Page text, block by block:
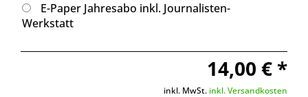
E-Paper Jahresabo inkl. Journalisten-
Werkstatt
14,00 € *
inkl. MwSt. inkl. Versandkosten